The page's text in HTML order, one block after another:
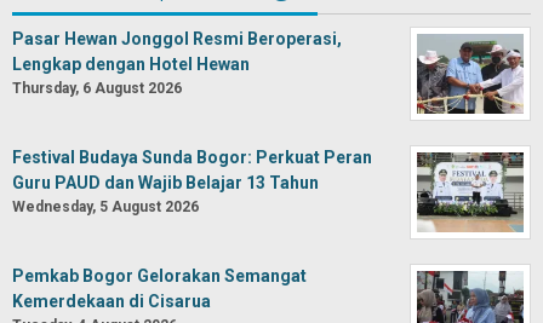
Pasar Hewan Jonggol Resmi Beroperasi,
Lengkap dengan Hotel Hewan
Thursday, 6 August 2026
Festival Budaya Sunda Bogor: Perkuat Peran
Guru PAUD dan Wajib Belajar 13 Tahun
Wednesday, 5 August 2026
Pemkab Bogor Gelorakan Semangat
Kemerdekaan di Cisarua